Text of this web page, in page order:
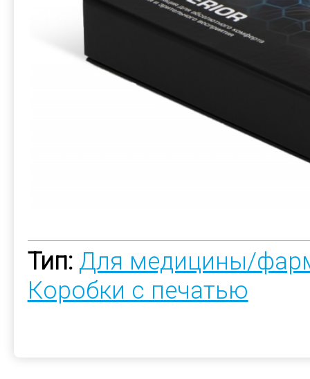
Тип: Для медицины/
Коробки с печатью